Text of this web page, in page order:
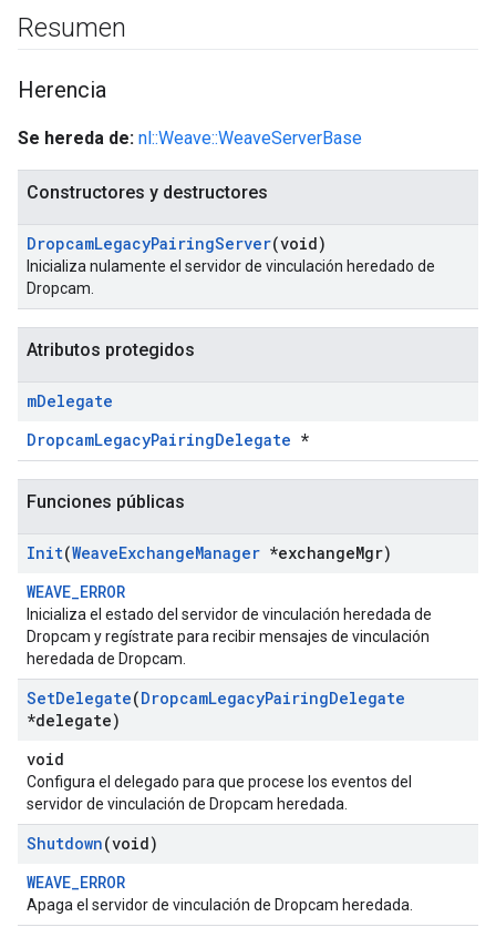
Resumen
Herencia
Se hereda de: nl::Weave::WeaveServerBase
Constructores y destructores
DropcamLegacyPairingServer(void)
Inicializa nulamente el servidor de vinculación heredado de
Dropcam.
Atributos protegidos
mDelegate
DropcamLegacyPairingDelegate *
Funciones públicas
Init(WeaveExchangeManager *exchangeMgr)
WEAVE_ERROR
Inicializa el estado del servidor de vinculación heredada de
Dropcam y regístrate para recibir mensajes de vinculación
heredada de Dropcam.
SetDelegate(DropcamLegacyPairingDelegate
*delegate)
void
Configura el delegado para que procese los eventos del
servidor de vinculación de Dropcam heredada.
Shutdown(void)
WEAVE_ERROR
Apaga el servidor de vinculación de Dropcam heredada.